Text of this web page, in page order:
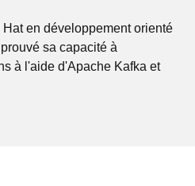
en développement orienté
sa capacité à
à l'aide d'Apache Kafka et